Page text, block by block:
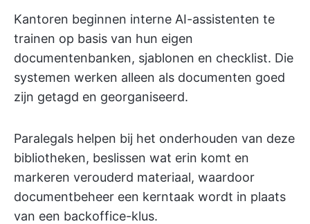
Kantoren beginnen interne AI-assistenten te
trainen op basis van hun eigen
documentenbanken, sjablonen en checklist. Die
systemen werken alleen als documenten goed
zijn getagd en georganiseerd.
Paralegals helpen bij het onderhouden van deze
bibliotheken, beslissen wat erin komt en
markeren verouderd materiaal, waardoor
documentbeheer een kerntaak wordt in plaats
van een backoffice-klus.